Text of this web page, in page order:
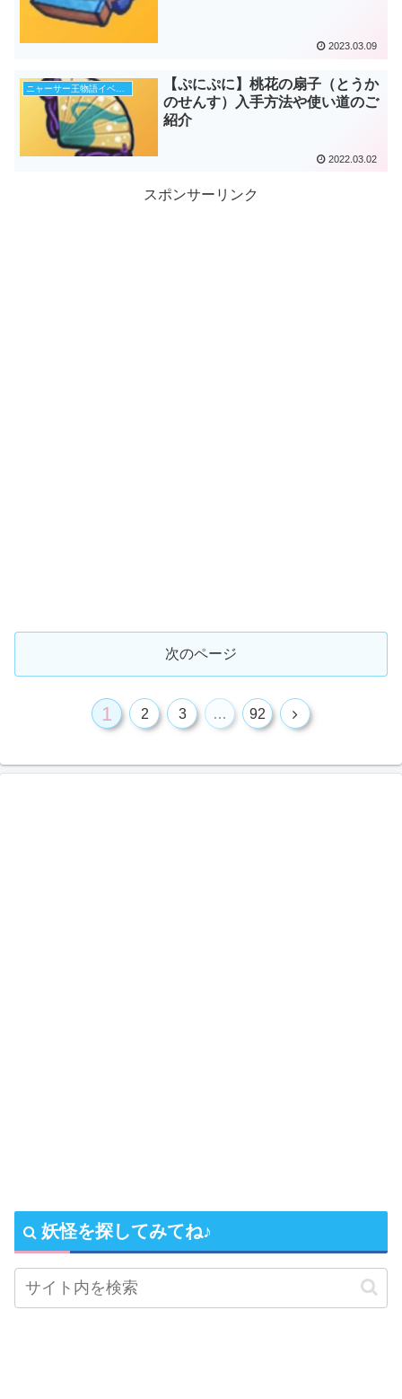
2023.03.09
ニャーサー王物語イベント第3弾
【ぷにぷに】桃花の扇子（とうか
のせんす）入手方法や使い道のご
紹介
2022.03.02
スポンサーリンク
次のページ
1 2 3 … 92
妖怪を探してみてね♪